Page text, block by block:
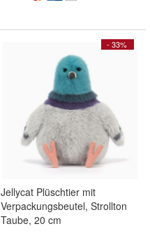
- 33%
Jellycat Plüschtier mit
Verpackungsbeutel, Strollton
Taube, 20 cm